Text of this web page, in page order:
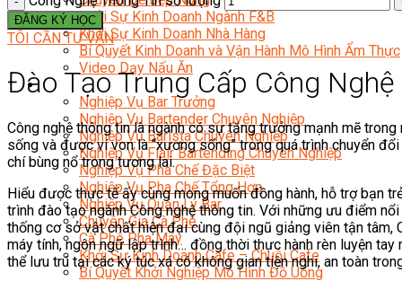
Khởi Sự Kinh Doanh Ngành F&B
Khởi Sự Kinh Doanh Nhà Hàng
Bí Quyết Kinh Doanh và Vận Hành Mô Hình Ẩm Thực
Video Dạy Nấu Ăn
Pha Chế
Nghiệp Vụ Bar Trưởng
Nghiệp Vụ Bartender Chuyên Nghiệp
Nghiệp Vụ Barista Chuyên Nghiệp
Nghiệp Vụ Flair Bartending Chuyên Nghiệp
Nghiệp Vụ Pha Chế Đặc Biệt
Nghiệp Vụ Pha Chế Tổng Hợp
Nghiệp Vụ Quản Lý Bar
Chuyên Gia Cà Phê
Cà Phê Pha Máy
Khởi Sự Kinh Doanh Cafe – Chuỗi Cafe
Bí Quyết Khởi Nghiệp Mô Hình Đồ Uống
ĐĂNG KÝ HỌC
TÔI CẦN TƯ VẤN
Đào Tạo Trung Cấp Công
Công nghệ thông tin là ngành có sự tăng trưởng mạnh mẽ
sống và được ví von là “xương sống” trong quá trình chuyển
chí bùng nổ trong tương lai.
Hiểu được thực tế ấy cùng mong muốn đồng hành, hỗ trợ bạn
trình đào tạo ngành Công nghệ thông tin. Với những ưu điểm
thống cơ sở vật chất hiện đại cùng đội ngũ giảng viên tận
máy tính, ngôn ngữ lập trình… đồng thời thực hành rèn luyện
thể lưu trú tại các ký túc xá có không gian tiện nghi, an toàn